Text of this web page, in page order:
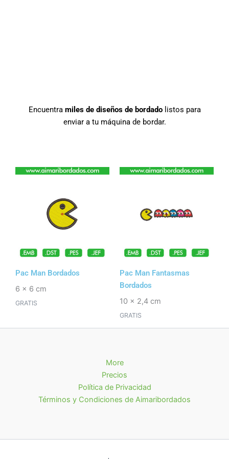
Encuentra miles de diseños de bordado listos para
enviar a tu máquina de bordar.
Pac Man Bordados
6 x 6 cm
GRATIS
Pac Man Fantasmas
Bordados
10 x 2,4 cm
GRATIS
More
Precios
Política de Privacidad
Términos y Condiciones de Aimaribordados